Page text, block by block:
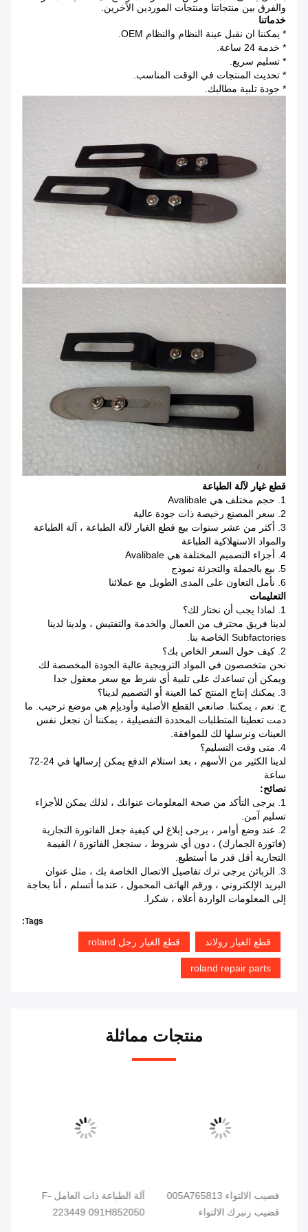
والفرق بين منتجاتنا ومنتجات الموردين الآخرين.
خدماتنا
* يمكننا ان نقبل عينة النظام والنظام OEM.
* خدمة 24 ساعة.
* تسليم سريع.
* تحديث المنتجات في الوقت المناسب.
* جودة تلبية مطالبك.
قطع غيار لآلة الطباعة
1. حجم مختلف هي Avalibale
2. سعر المصنع رخيصة ذات جودة عالية
3. أكثر من عشر سنوات بيع قطع الغيار لآلة الطباعة ، آلة الطباعة
والمواد الاستهلاكية الطباعة
4. أجزاء التصميم المختلفة هي Avalibale
5. بيع بالجملة والتجزئة نموذج
6. نأمل التعاون على المدى الطويل مع عملائنا
التعليمات
1. لماذا يجب أن نختار لك؟
لدينا فريق محترف من العمال والخدمة والتفتيش ، ولدينا لدينا
Subfactories الخاصة بنا.
2. كيف حول السعر الخاص بك؟
نحن متخصصون في المواد الترويجية عالية الجودة المخصصة لك
ويمكن أن تساعدك على تلبية أي شرط مع سعر معقول جدا
3. يمكنك إنتاج المنتج كما العينة أو التصميم لدينا؟
ج: نعم ، يمكننا. صانعي القطع الأصلية وأوديإم هي موضع ترحيب. ما
دمت تعطينا المتطلبات المحددة التفصيلية ، يمكننا أن نجعل نفس
العينات ونرسلها لك للموافقة.
4. متى وقت التسليم؟
لدينا الكثير من الأسهم ، بعد استلام الدفع يمكن إرسالها في 24-72
ساعة
نصائح:
1. يرجى التأكد من صحة المعلومات عنوانك ، لذلك يمكن للأجزاء
تسليم آمن.
2. عند وضع أوامر ، يرجى إبلاغ لي كيفية جعل الفاتورة التجارية
(فاتورة الجمارك) ، دون أي شروط ، سنجعل الفاتورة / القيمة
التجارية أقل قدر ما أستطيع.
3. الزبائن يرجى ترك تفاصيل الاتصال الخاصة بك ، مثل عنوان
البريد الإلكتروني ، ورقم الهاتف المحمول ، عندما أتسلم ، أنا بحاجة
إلى المعلومات الواردة أعلاه ، شكرا.
Tags:
قطع الغيار رولاند قطع الغيار رجل roland
roland repair parts
منتجات مماثلة
قضيب الالتواء 005A765813
قضيب زنبرك الالتواء
آلة الطباعة ذات العامل F-
223449 091H852050